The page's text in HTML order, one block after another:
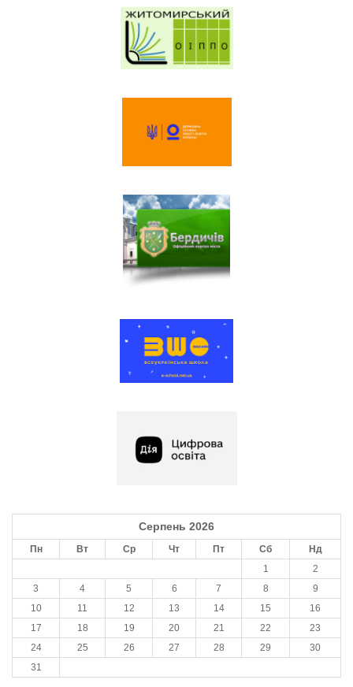
Серпень 2026
Пн Вт Ср Чт Пт Сб
Нд
1
2
3
4 5 6 7 8
9
10
11 12 13 14 15
16
17
18 19 20 21 22
23
24
25 26 27 28 29
30
31